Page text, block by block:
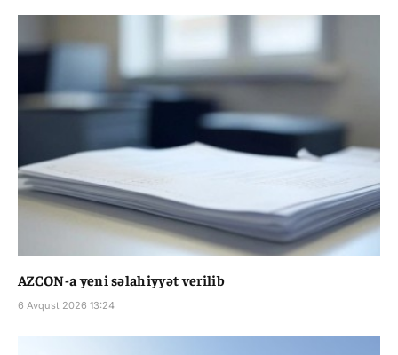
AZCON-a yeni səlahiyyət verilib
6 Avqust 2026 13:24